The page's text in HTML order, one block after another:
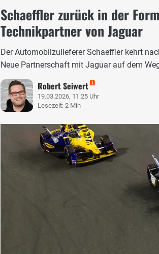
Schaeffler zurück in der
Technikpartner von Jaguar
Der Automobilzulieferer Schaeffler kehrt
Neue Partnerschaft mit Jaguar auf dem
Robert Seiwert
19.03.2026, 11:25 Uhr
Lesezeit: 2 Min